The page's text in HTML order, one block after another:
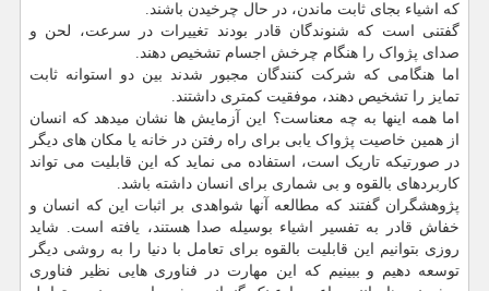
که اشیاء بجای ثابت ماندن، در حال چرخیدن باشند.
گفتنی است که شنوندگان قادر بودند تغییرات در سرعت، لحن و
صدای پژواک را هنگام چرخش اجسام تشخیص دهند.
اما هنگامی که شرکت کنندگان مجبور شدند بین دو استوانه ثابت
تمایز را تشخیص دهند، موفقیت کمتری داشتند.
اما همه اینها به چه معناست؟ این آزمایش ها نشان میدهد که انسان
از همین خاصیت پژواک یابی برای راه رفتن در خانه یا مکان های دیگر
در صورتیکه تاریک است، استفاده می نماید که این قابلیت می تواند
کاربردهای بالقوه و بی شماری برای انسان داشته باشد.
پژوهشگران گفتند که مطالعه آنها شواهدی بر اثبات این که انسان و
خفاش قادر به تفسیر اشیاء بوسیله صدا هستند، یافته است. شاید
روزی بتوانیم این قابلیت بالقوه برای تعامل با دنیا را به روشی دیگر
توسعه دهیم و ببینیم که این مهارت در فناوری هایی نظیر فناوری